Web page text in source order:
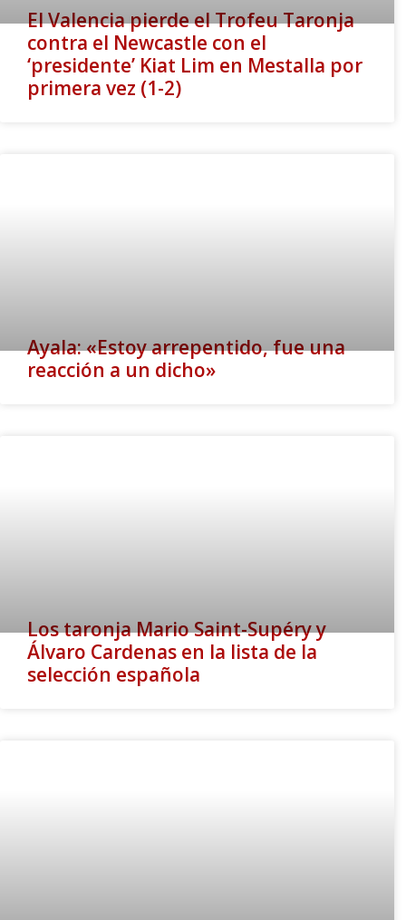
El Valencia pierde el Trofeu Taronja
contra el Newcastle con el
‘presidente’ Kiat Lim en Mestalla por
primera vez (1-2)
Ayala: «Estoy arrepentido, fue una
reacción a un dicho»
Los taronja Mario Saint-Supéry y
Álvaro Cardenas en la lista de la
selección española